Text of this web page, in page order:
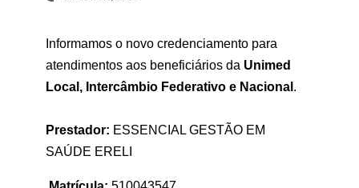
Informamos o novo credenciamento para
atendimentos aos beneficiários da Unimed
Local, Intercâmbio Federativo e Nacional .
Prestador: ESSENCIAL GESTÃO EM
SAÚDE ERELI